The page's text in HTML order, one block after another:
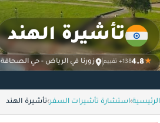
تأشيرة الهند
★
4.8138+ تقييم زورنا في الرياض - حي الصحافة
الرئيسية›استشارة تأشيرات السفر›تأشيرة الهند